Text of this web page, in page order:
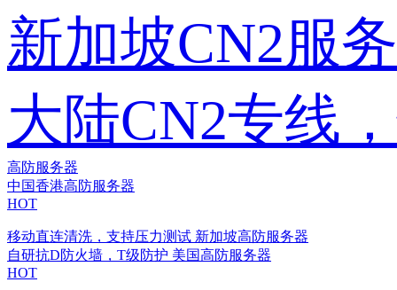
新加坡CN2服
大陆CN2专线
高防服务器
中国香港高防服务器
HOT
移动直连清洗，支持压力测试 新加坡高防服务器
自研抗D防火墙，T级防护 美国高防服务器
HOT